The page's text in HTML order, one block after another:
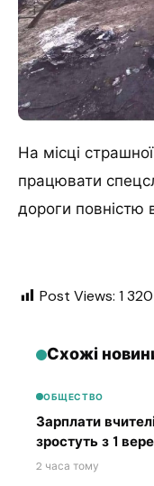
На місці
працювати
дороги повністю
Post Views: 1 320
Схожі
ОБЩЕСТВО
Зарплати
зростуть з 1
2 часа тому